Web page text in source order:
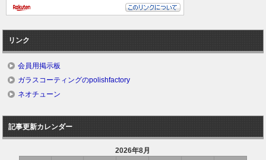
リンク
会員用掲示板
ガラスコーティングのpolishfactory
ネオチューン
記事更新カレンダー
2026年8月